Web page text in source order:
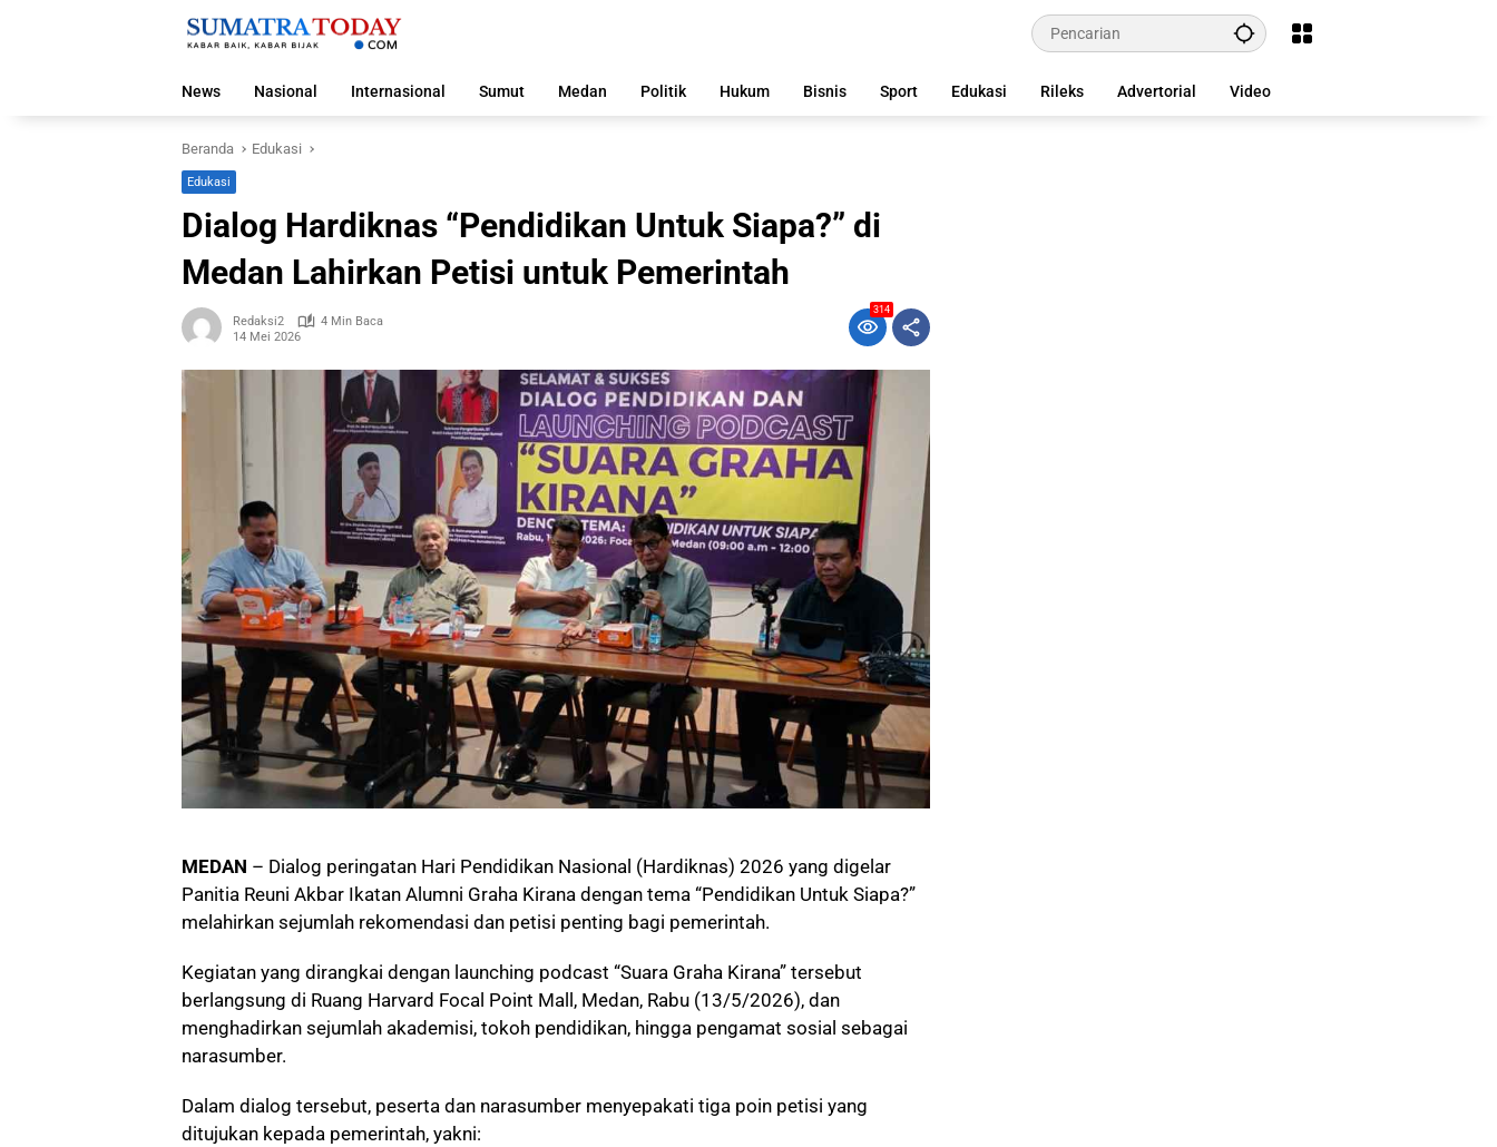
News
Nasional Internasional Sumut Medan Politik Hukum Bisnis Sport Edukasi Rileks Advertorial Video
Beranda Edukasi
Edukasi
Dialog Hardiknas “Pendidikan Untuk Siapa?” di
Medan Lahirkan Petisi untuk Pemerintah
Redaksi2
4 Min Baca
14 Mei 2026
314
MEDAN – Dialog peringatan Hari Pendidikan Nasional (Hardiknas) 2026 yang digelar
Panitia Reuni Akbar Ikatan Alumni Graha Kirana dengan tema “Pendidikan Untuk Siapa?”
melahirkan sejumlah rekomendasi dan petisi penting bagi pemerintah.
Kegiatan yang dirangkai dengan launching podcast “Suara Graha Kirana” tersebut
berlangsung di Ruang Harvard Focal Point Mall, Medan, Rabu (13/5/2026), dan
menghadirkan sejumlah akademisi, tokoh pendidikan, hingga pengamat sosial sebagai
narasumber.
Dalam dialog tersebut, peserta dan narasumber menyepakati tiga poin petisi yang
ditujukan kepada pemerintah, yakni: